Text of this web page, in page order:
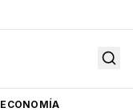
ECONOMÍA